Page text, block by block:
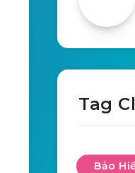
Tag
Bảo